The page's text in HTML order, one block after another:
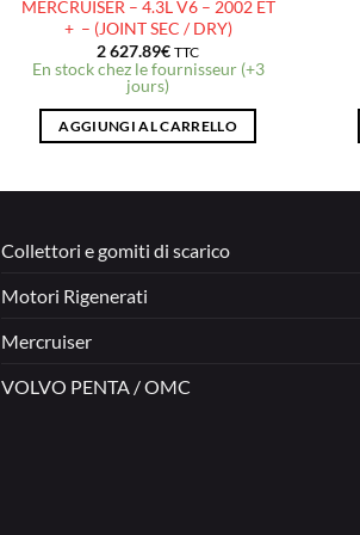
MERCRUISER – 4.3L V6 – 2002 ET
+ – (JOINT SEC / DRY)
2 627.89€ TTC
En stock chez le fournisseur (+3
jours)
AGGIUNGI AL CARRELLO
Collettori e gomiti di scarico
Motori Rigenerati
Mercruiser
VOLVO PENTA / OMC